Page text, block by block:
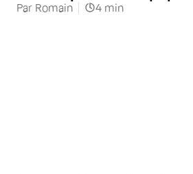
Par Romain 4 min